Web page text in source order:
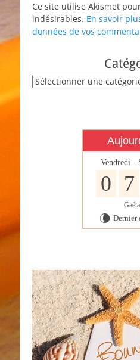
Ce site utilise Akismet
indésirables. En savoir
données de vos
Catégories
Vendredi -
0 7
V Dernier